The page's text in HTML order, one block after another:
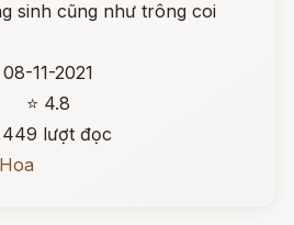
sinh cũng như trông coi
08-11-2021
⭐ 4.8
lượt đọc